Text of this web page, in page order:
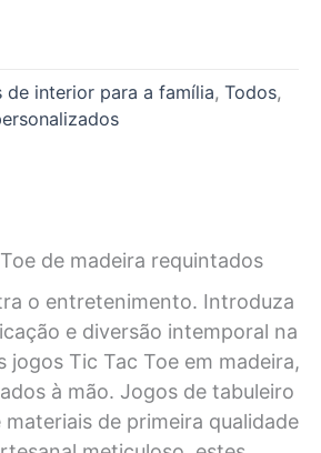
de interior para a família, Todos,
de madeira requintados
o entretenimento. Introduza
e diversão intemporal na
jogos Tic Tac Toe em madeira,
à mão. Jogos de tabuleiro
de primeira qualidade